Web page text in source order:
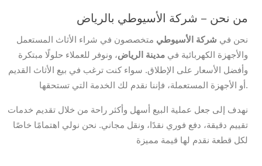
من نحن – شركة الأسيوطي بالرياض
نحن في شركة الأسيوطي متخصصون في شراء الأثاث المستعمل
والأجهزة الكهربائية في مدينة الرياض، ونوفر للعملاء حلولًا مبتكرة
وأفضل الأسعار على الإطلاق. سواء كنت ترغب في بيع الأثاث القديم
أو الأجهزة المستعملة، فإننا نقدم لك الخدمة التي تستحقها.
نهدف إلى جعل عملية البيع أسهل وأكثر راحة من خلال تقديم خدمات
تقييم دقيقة، دفع فوري نقدًا، ونقل مجاني. نحن نولي اهتمامًا خاصًا
لكل قطعة نقدم لها قيمة مميزة